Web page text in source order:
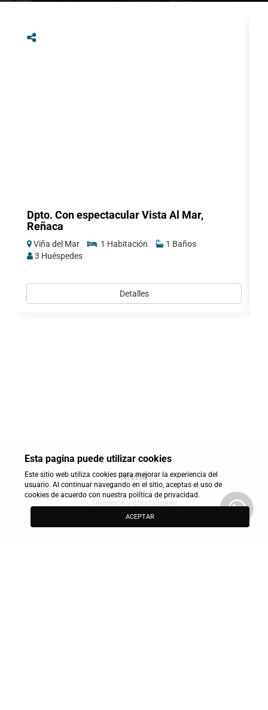
Dpto. Con espectacular Vista Al Mar,
Reñaca
Viña del Mar 1 Habitación
1 Baños
3 Huéspedes
Detalles
Menu
Términos y condiciones
Política de privacidad
Esta pagina puede utilizar cookies
Este sitio web utiliza cookies para mejorar la experiencia del
usuario. Al continuar navegando en el sitio, aceptas el uso de
cookies de acuerdo con nuestra política de privacidad.
ACEPTAR